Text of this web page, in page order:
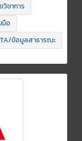
วิชาการ
มือ
ข้อมูลสาธารณะ